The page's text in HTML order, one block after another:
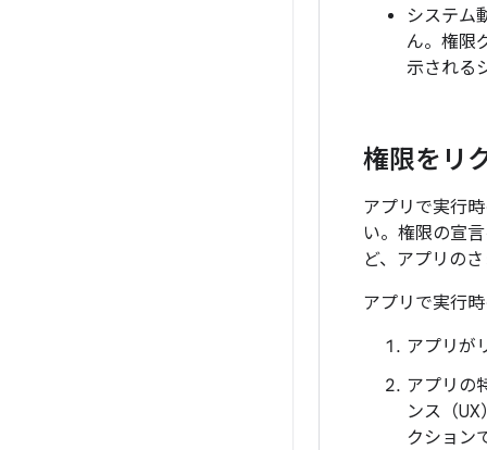
システム
ん。権限
示される
権限をリ
アプリで実行
い。権限の宣
ど、アプリの
アプリで実行
アプリが
アプリの
ンス（UX
クション